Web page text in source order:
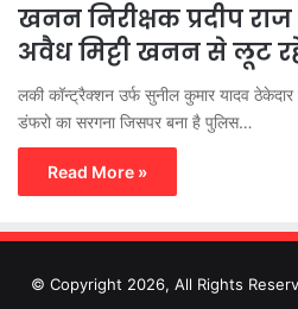
खनन निरीक्षक प्रदीप
अवैध मिट्टी खनन से लूट
लकी कॉन्ट्रैक्शन उर्फ सुनील कुमार यादव
डंफरो का सरगना जिसपर बना है पुलिस…
Read More »
© Copyright 2026, All Rights